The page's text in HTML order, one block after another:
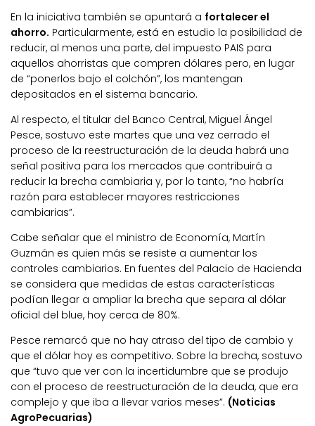
En la iniciativa también se apuntará a fortalecer el
ahorro. Particularmente, está en estudio la posibilidad de
reducir, al menos una parte, del impuesto PAIS para
aquellos ahorristas que compren dólares pero, en lugar
de “ponerlos bajo el colchón”, los mantengan
depositados en el sistema bancario.
Al respecto, el titular del Banco Central, Miguel Ángel
Pesce, sostuvo este martes que una vez cerrado el
proceso de la reestructuración de la deuda habrá una
señal positiva para los mercados que contribuirá a
reducir la brecha cambiaria y, por lo tanto, “no habría
razón para establecer mayores restricciones
cambiarias”.
Cabe señalar que el ministro de Economía, Martín
Guzmán es quien más se resiste a aumentar los
controles cambiarios. En fuentes del Palacio de Hacienda
se considera que medidas de estas características
podían llegar a ampliar la brecha que separa al dólar
oficial del blue, hoy cerca de 80%.
Pesce remarcó que no hay atraso del tipo de cambio y
que el dólar hoy es competitivo. Sobre la brecha, sostuvo
que “tuvo que ver con la incertidumbre que se produjo
con el proceso de reestructuración de la deuda, que era
complejo y que iba a llevar varios meses”. (Noticias
AgroPecuarias)